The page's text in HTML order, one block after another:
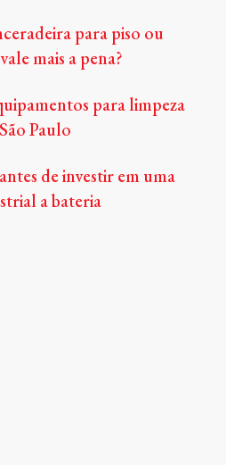
para piso ou
mais a pena?
para limpeza
Paulo
de investir em uma
a bateria